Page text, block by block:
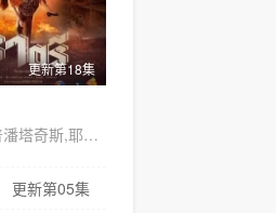
更新第18集
纳瓦希·普潘塔奇斯,耶娜·萨拉斯,塔拉·提帕,威拉卡尼·坎瓦塔纳固,莎兰娅·君帕缇,普莉玛·邦查伦,维拉甘·瓦塔纳坤,Wiranakarn,Wattanakun
更新第05集